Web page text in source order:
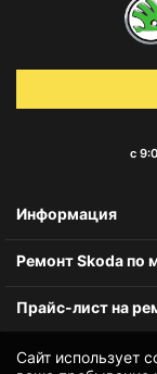
Сайт использует
с
Информация
Ремонт Skoda по
Прайс-лист на